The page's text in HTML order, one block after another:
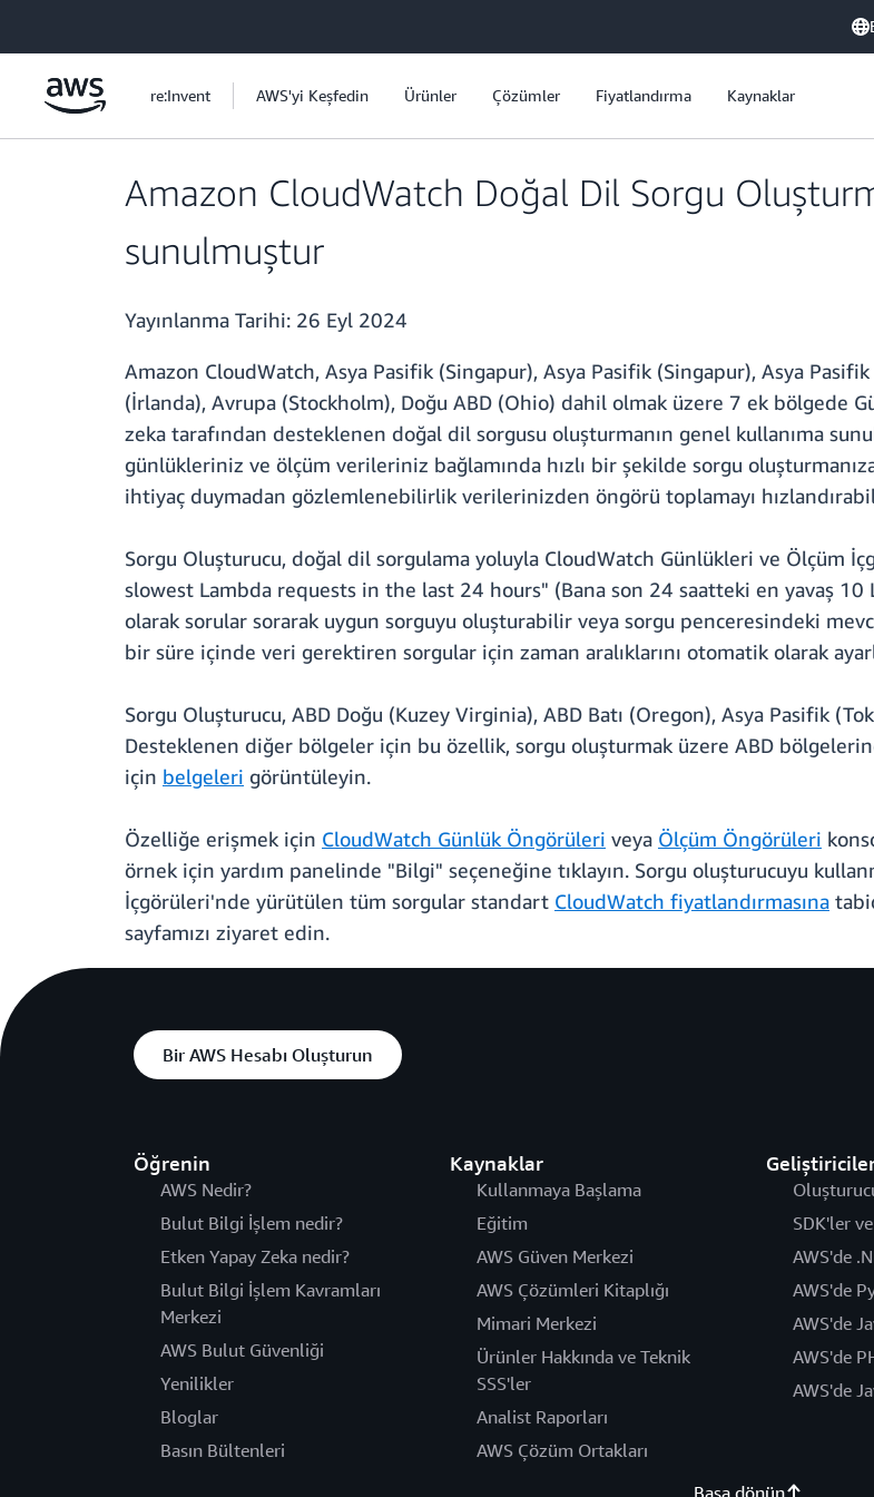
re:Invent AWS'yi Keşfedin Ürünler Çözümler Fiyatlandırma Kaynaklar
Amazon CloudWatch Doğal Dil Sorgu
sunulmuştur
Yayınlanma Tarihi: 26 Eyl 2024
Amazon CloudWatch, Asya Pasifik (Singapur), Asya Pasifik (Singapur), Asya
(İrlanda), Avrupa (Stockholm), Doğu ABD (Ohio) dahil olmak üzere 7 ek bölgede
zeka tarafından desteklenen doğal dil sorgusu oluşturmanın genel kullanıma
günlükleriniz ve ölçüm verileriniz bağlamında hızlı bir şekilde sorgu
ihtiyaç duymadan gözlemlenebilirlik verilerinizden öngörü toplamayı
Sorgu Oluşturucu, doğal dil sorgulama yoluyla CloudWatch Günlükleri ve Ölçüm
slowest Lambda requests in the last 24 hours" (Bana son 24 saatteki en yavaş
olarak sorular sorarak uygun sorguyu oluşturabilir veya sorgu penceresindeki
bir süre içinde veri gerektiren sorgular için zaman aralıklarını otomatik olarak
Sorgu Oluşturucu, ABD Doğu (Kuzey Virginia), ABD Batı (Oregon), Asya Pasifik
Desteklenen diğer bölgeler için bu özellik, sorgu oluşturmak üzere ABD
için belgeleri görüntüleyin.
Özelliğe erişmek için CloudWatch Günlük Öngörüleri veya Ölçüm Öngörüleri
örnek için yardım panelinde "Bilgi" seçeneğine tıklayın. Sorgu oluşturucuyu
İçgörüleri'nde yürütülen tüm sorgular standart CloudWatch fiyatlandırmasına
sayfamızı ziyaret edin.
Bir AWS Hesabı Oluşturun
Öğrenin
AWS Nedir?
Bulut Bilgi İşlem nedir?
Etken Yapay Zeka nedir?
Bulut Bilgi İşlem Kavramları
Merkezi
AWS Bulut Güvenliği
Yenilikler
Bloglar
Basın Bültenleri
Kaynaklar
Kullanmaya Başlama
Eğitim
AWS Güven Merkezi
AWS Çözümleri Kitaplığı
Mimari Merkezi
Ürünler Hakkında ve Teknik
SSS'ler
Analist Raporları
AWS Çözüm Ortakları
SDK'ler
AWS'de
AWS'de
AWS'de
AWS'de
AWS'de